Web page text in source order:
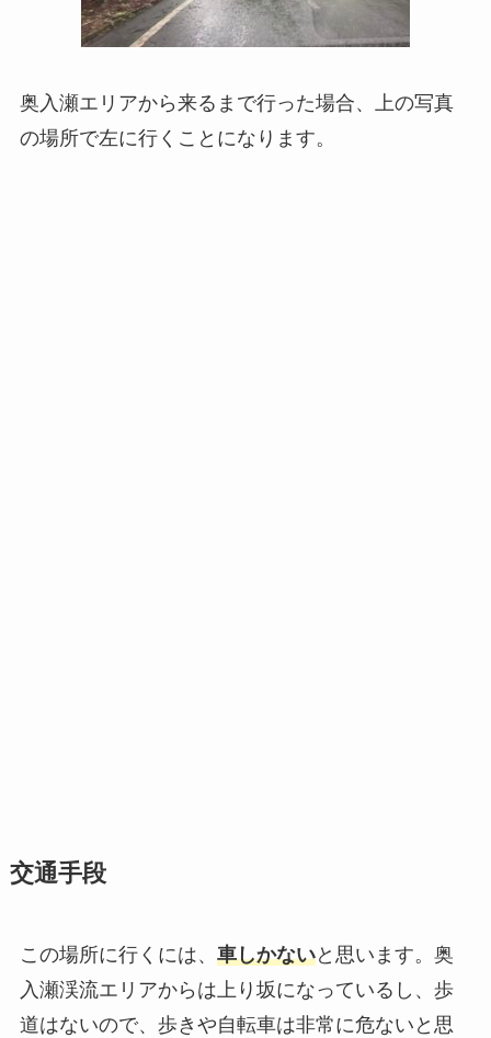
奥入瀬エリアから来るまで行った場合、上の写真
の場所で左に行くことになります。
交通手段
この場所に行くには、 車しかないと思います。奥
入瀬渓流エリアからは上り坂になっているし、歩
道はないので、歩きや自転車は非常に危ないと思